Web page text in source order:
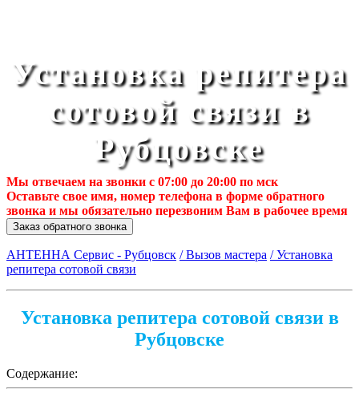
Установка репитера
сотовой связи в
Рубцовске
Мы отвечаем на звонки с 07:00 до 20:00 по мск
Оставьте свое имя, номер телефона в форме обратного
звонка и мы обязательно перезвоним Вам в рабочее время
Заказ обратного звонка
АНТЕННА Сервис - Рубцовск / Вызов мастера / Установка
репитера сотовой связи
Установка репитера сотовой связи в
Рубцовске
Содержание: